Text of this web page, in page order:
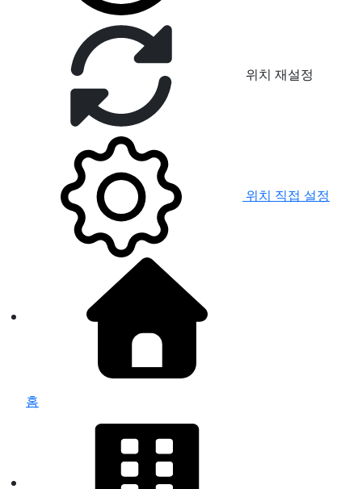
위치 재설정
위치 직접 설정
홈